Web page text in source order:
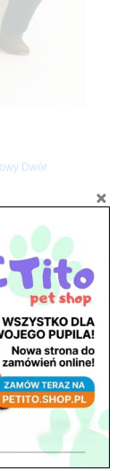
Dwór
Legionowo i
swojego pupila
Zoologiczny
| ZooNemo